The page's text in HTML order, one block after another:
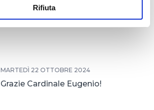
Rifiuta
MERCOLEDÌ 13 NOVEMBRE 2024
Save the date
MARTEDÌ 22 OTTOBRE 2024
Grazie Cardinale Eugenio!